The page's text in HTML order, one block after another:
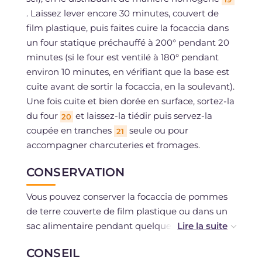
. Laissez lever encore 30 minutes, couvert de
film plastique, puis faites cuire la focaccia dans
un four statique préchauffé à 200° pendant 20
minutes (si le four est ventilé à 180° pendant
environ 10 minutes, en vérifiant que la base est
cuite avant de sortir la focaccia, en la soulevant).
Une fois cuite et bien dorée en surface, sortez-la
du four 20 et laissez-la tiédir puis servez-la
coupée en tranches 21
seule ou pour
accompagner charcuteries et fromages.
CONSERVATION
Vous pouvez conserver la focaccia de pommes
de terre couverte de film plastique ou dans un
sac alimentaire pendant quelques jours.
La pâte de la focaccia peut être congelée après
CONSEIL